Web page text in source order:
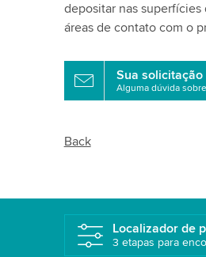
depositar nas
áreas de contato com o
Sua solicitação
Alguma dúvida
Back
Localizador de
3 etapas para